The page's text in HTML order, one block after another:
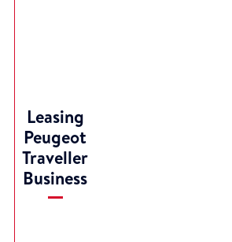
Leasing
Peugeot
Traveller
Business